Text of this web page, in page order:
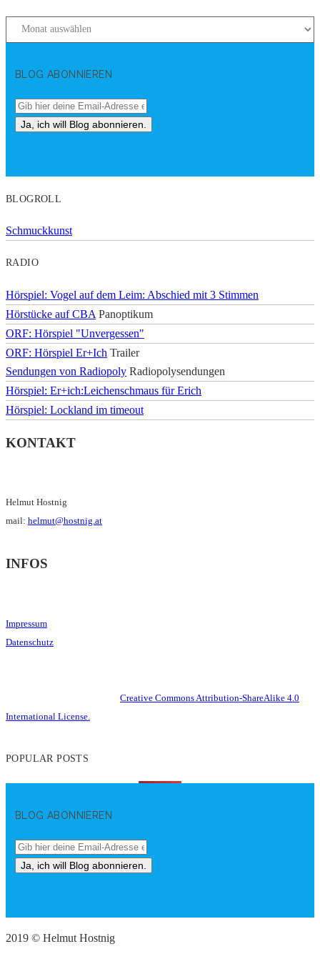
BLOG ABONNIEREN
BLOGROLL
Schmuckkunst
RADIO
Hörspiel: Vogel auf dem Leim: Abschied mit 3 Stimmen
Hörstücke auf CBA Panoptikum
ORF: Hörspiel "Unvergessen"
ORF: Hörspiel Er+Ich Trailer
Sendungen von Radiopoly Radiopolysendungen
Hörspiel: Er+ich:Leichenschmaus für Erich
Hörspiel: Lockland im timeout
KONTAKT
Helmut Hostnig
mail: helmut@hostnig.at
INFOS
Impressum
Datenschutz
Creative Commons Attribution-ShareAlike 4.0
International License.
POPULAR POSTS
BLOG ABONNIEREN
2019 © Helmut Hostnig